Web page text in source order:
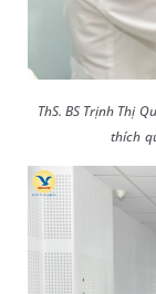
ThS. BS Trịnh Thị
thích